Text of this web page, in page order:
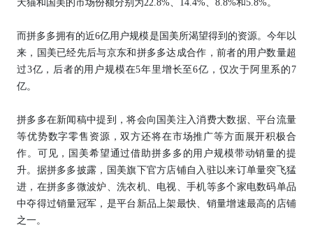
天猫和国美的市场份额分别为22.8%、14.4%、8.8%和5.8%。
而拼多多拥有的近6亿用户规模是国美所渴望得到的资源。今年以
来，国美已经先后与京东和拼多多达成合作，前者的用户数量超
过3亿，后者的用户规模在5年里增长至6亿，仅次于阿里系的7
亿。
拼多多在新闻稿中提到，将会向国美注入消费大数据、平台流量
等优势数字零售资源，双方还将在市场推广等方面展开积极合
作。可见，国美希望通过借助拼多多的用户规模带动销量的提
升。据拼多多披露，国美旗下官方店铺自入驻以来订单量突飞猛
进，在拼多多微波炉、洗衣机、电视、手机等多个家电数码单品
中夺得过销量冠军，是平台新品上架最快、销量增速最高的店铺
之一。